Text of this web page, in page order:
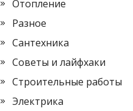
Отопление
Разное
Сантехника
Советы и лайфхаки
Строительные работы
Электрика